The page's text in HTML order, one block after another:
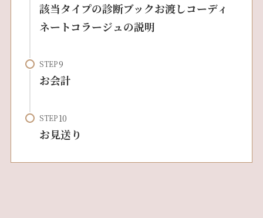
該当タイプの診断ブックお渡しコーディ
ネートコラージュの説明
STEP
お会計
STEP
お見送り